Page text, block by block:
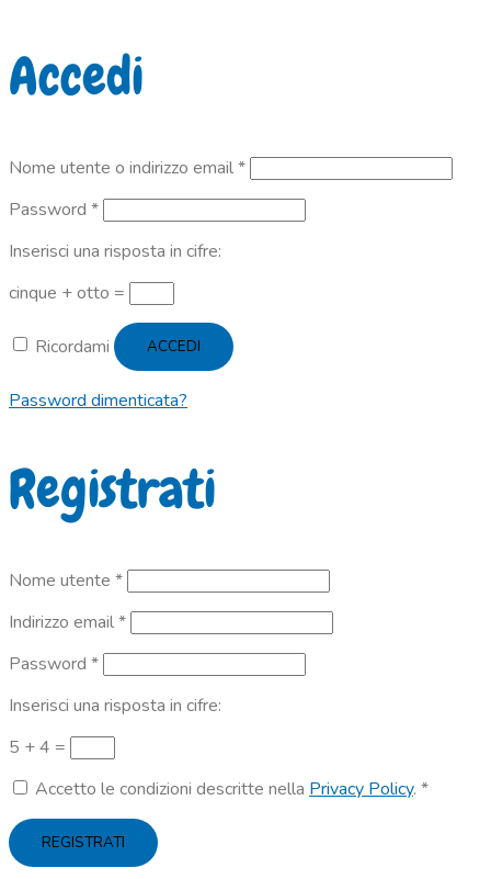
Accedi
Nome utente o indirizzo email*Richiesto
Password *Richiesto
Inserisci una risposta in cifre:
cinque + otto =
Ricordami ACCEDI
Password dimenticata?
Registrati
Nome utente *Richiesto
Indirizzo email*Richiesto
Password *Richiesto
Inserisci una risposta in cifre:
5 + 4 =
Accetto le condizioni descritte nella Privacy Policy. *
REGISTRATI